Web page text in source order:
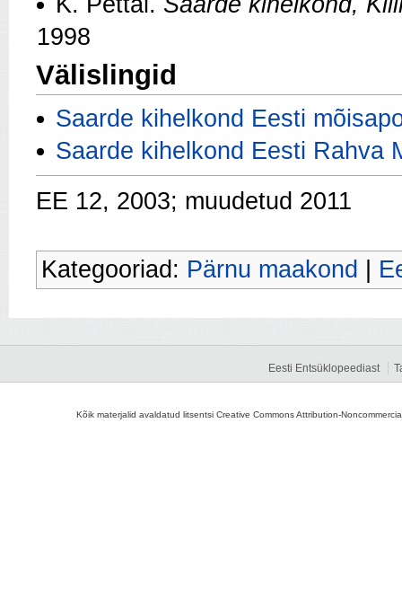
1998
Välislingid
Saarde kihelkond Eesti
Saarde kihelkond Eesti Rahva
EE 12, 2003; muudetud 2011
Kategooriad: Pärnu maakond
Eesti Entsüklopeediast
Kõik materjalid avaldatud litsentsi Creative Commons Attribution-